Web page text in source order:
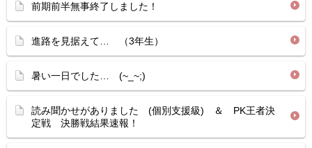
前期前半無事終了しました！
進路を見据えて… （3年生）
暑い一日でした… (~_~;)
読み聞かせがありました (個別支援級) ＆ PK王者決
定戦 決勝戦結果速報！